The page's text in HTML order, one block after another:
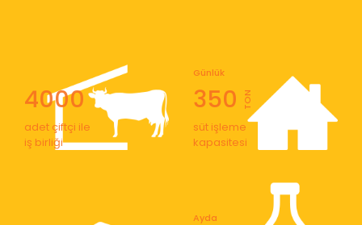
4000
adet çiftçi ile
iş birliği
350
Günlük
TON
süt işleme
kapasitesi
Ayda